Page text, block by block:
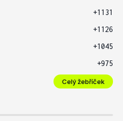
+1131
+1126
+1045
+975
Celý žebříček